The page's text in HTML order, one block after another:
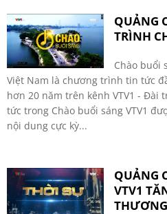
QUẢNG
TRÌNH
Chào buổi
Việt Nam là chương trình tin tức
hơn 20 năm trên kênh VTV1 - Đài
tức trong Chào buổi sáng VTV1
nội dung cực kỳ...
QUẢNG
VTV1